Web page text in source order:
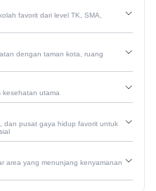
favorit dari level TK, SMA,
dengan taman kota, ruang
kesehatan utama
dan pusat gaya hidup favorit untuk
area yang menunjang kenyamanan